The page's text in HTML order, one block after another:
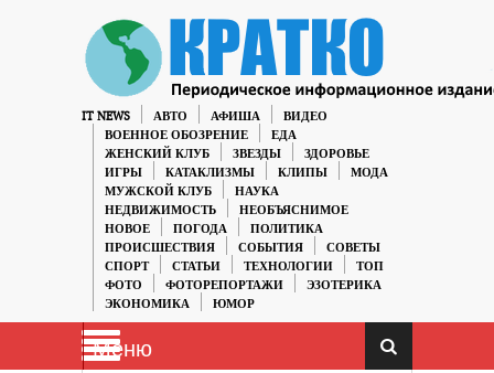
IT NEWS АВТО АФИША
ВИДЕО
ВОЕННОЕ ОБОЗРЕНИЕ
ЕДА
ЖЕНСКИЙ КЛУБ
ЗВЕЗДЫ
ЗДОРОВЬЕ
ИГРЫ
КАТАКЛИЗМЫ КЛИПЫ
МОДА
МУЖСКОЙ КЛУБ
НАУКА
НЕДВИЖИМОСТЬ
НЕОБЪЯСНИМОЕ
НОВОЕ
ПОГОДА
ПОЛИТИКА
ПРОИСШЕСТВИЯ
СОБЫТИЯ
СОВЕТЫ
СПОРТ
СТАТЬИ ТЕХНОЛОГИИ
ТОП
ФОТО
ФОТОРЕПОРТАЖИ
ЭЗОТЕРИКА
ЭКОНОМИКА
ЮМОР
Меню